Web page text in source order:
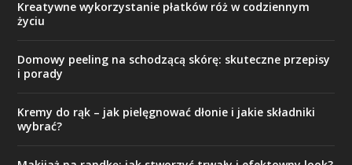
Kreatywne wykorzystanie płatków róż w codziennym
życiu
Domowy peeling na schodzącą skórę: skuteczne przepisy
i porady
Kremy do rąk – jak pielęgnować dłonie i jakie składniki
wybrać?